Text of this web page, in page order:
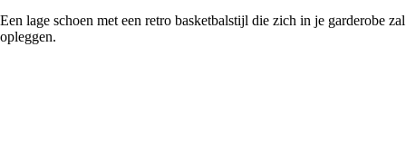
Een lage schoen met een retro basketbalstijl die zich in je garderobe zal
opleggen.